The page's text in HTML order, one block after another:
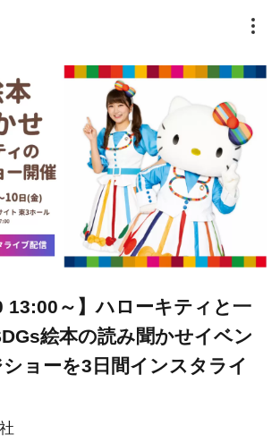
13:00～】ハローキティと一
絵本の読み聞かせイベン
ショーを3日間インスタライ